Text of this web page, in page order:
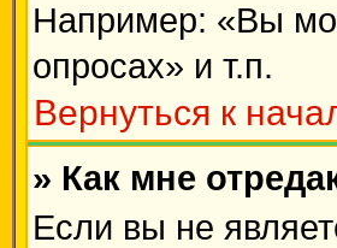
Например: «Вы
опросах» и т.п.
Вернуться к
» Как мне
Если вы не